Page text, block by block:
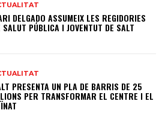
DELGADO ASSUMEIX LES REGIDORIES
SALUT PÚBLICA I JOVENTUT DE SALT
PRESENTA UN PLA DE BARRIS DE 25
PER TRANSFORMAR EL CENTRE I EL